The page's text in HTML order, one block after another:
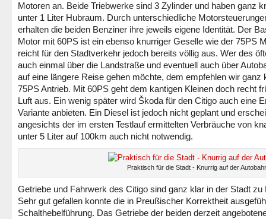
Motoren an. Beide Triebwerke sind 3 Zylinder und haben ganz
unter 1 Liter Hubraum. Durch unterschiedliche
erhalten die beiden Benziner ihre jeweils eigene Identität. Der
Motor mit 60PS ist ein ebenso knurriger Geselle wie der 75PS
reicht für den Stadtverkehr jedoch bereits völlig aus. Wer des
auch einmal über die Landstraße und eventuell auch über
auf eine längere Reise gehen möchte, dem empfehlen wir ganz
75PS Antrieb. Mit 60PS geht dem kantigen Kleinen doch recht
Luft aus. Ein wenig später wird Škoda für den Citigo auch eine
Variante anbieten. Ein Diesel ist jedoch nicht geplant und
angesichts der im ersten Testlauf ermittelten Verbräuche von
unter 5 Liter auf 100km auch nicht notwendig.
Praktisch für die Stadt - Knurrig auf der
Getriebe und Fahrwerk des Citigo sind ganz klar in der Stadt zu
Sehr gut gefallen konnte die in Preußischer Korrektheit
Schalthebelführung. Das Getriebe der beiden derzeit